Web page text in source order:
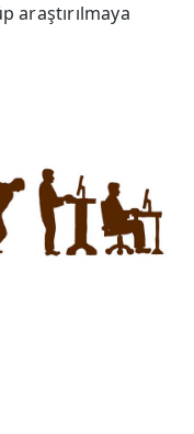
araştırılmaya